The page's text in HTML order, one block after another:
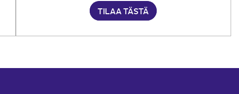
TILAA TÄSTÄ